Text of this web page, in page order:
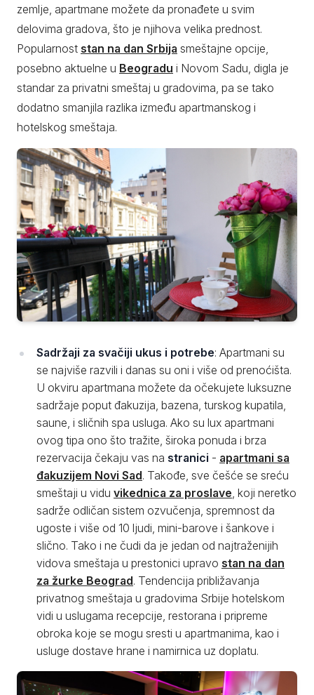
zemlje, apartmane možete da pronađete u svim
delovima gradova, što je njihova velika prednost.
Popularnost stan na dan Srbija smeštajne opcije,
posebno aktuelne u Beogradu i Novom Sadu, digla je
standar za privatni smeštaj u gradovima, pa se tako
dodatno smanjila razlika između apartmanskog i
hotelskog smeštaja.
Sadržaji za svačiji ukus i potrebe: Apartmani su
se najviše razvili i danas su oni i više od prenoćišta.
U okviru apartmana možete da očekujete luksuzne
sadržaje poput đakuzija, bazena, turskog kupatila,
saune, i sličnih spa usluga. Ako su lux apartmani
ovog tipa ono što tražite, široka ponuda i brza
rezervacija čekaju vas na stranici - apartmani sa
đakuzijem Novi Sad. Takođe, sve češće se sreću
smeštaji u vidu vikednica za proslave , koji neretko
sadrže odličan sistem ozvučenja, spremnost da
ugoste i više od 10 ljudi, mini-barove i šankove i
slično. Tako i ne čudi da je jedan od najtraženijih
vidova smeštaja u prestonici upravo stan na dan
za žurke Beograd. Tendencija približavanja
privatnog smeštaja u gradovima Srbije hotelskom
vidi u uslugama recepcije, restorana i pripreme
obroka koje se mogu sresti u apartmanima, kao i
usluge dostave hrane i namirnica uz doplatu.